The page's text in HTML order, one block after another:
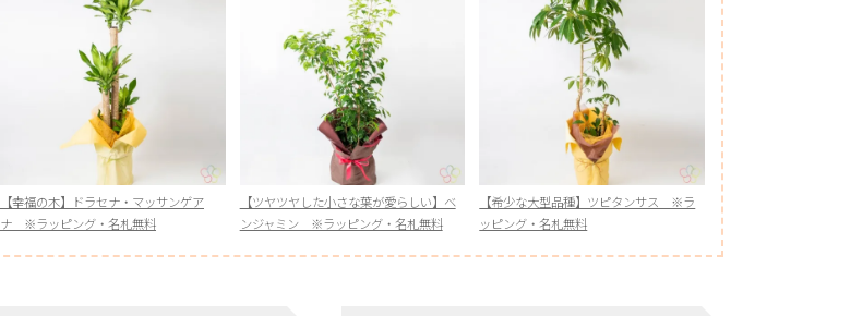
【幸福の木】ドラセナ・マッサンゲア
ナ ※ラッピング・名札無料
【ツヤツヤした小さな葉が愛らしい】ベ
ンジャミン ※ラッピング・名札無料
【希少な大型品種】ツピタンサス ※ラ
ッピング・名札無料